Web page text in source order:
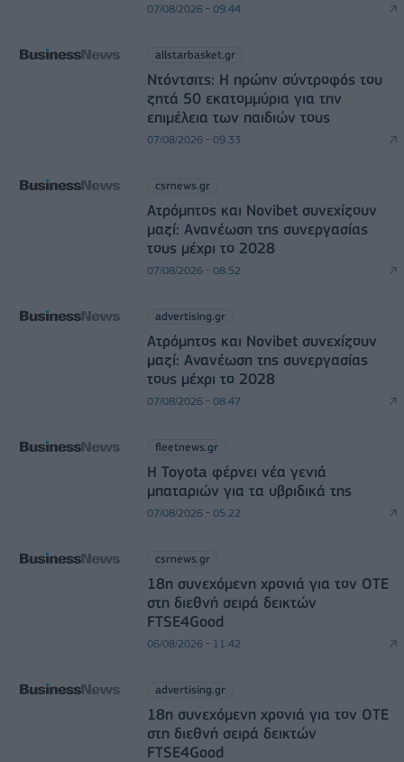
07/08/2026 - 09:44
allstarbasket.gr
Ντόντσιτς: Η πρώην σύντροφός του
ζητά 50 εκατομμύρια για την
επιμέλεια των παιδιών τους
07/08/2026 - 09:33
csrnews.gr
Ατρόμητος και Novibet συνεχίζουν
μαζί: Ανανέωση της συνεργασίας
τους μέχρι το 2028
07/08/2026 - 08:52
advertising.gr
Ατρόμητος και Novibet συνεχίζουν
μαζί: Ανανέωση της συνεργασίας
τους μέχρι το 2028
07/08/2026 - 08:47
fleetnews.gr
Η Toyota φέρνει νέα γενιά
μπαταριών για τα υβριδικά της
07/08/2026 - 05:22
csrnews.gr
18η συνεχόμενη χρονιά για τον ΟΤΕ
στη διεθνή σειρά δεικτών
FTSE4Good
06/08/2026 - 11:42
advertising.gr
18η συνεχόμενη χρονιά για τον ΟΤΕ
στη διεθνή σειρά δεικτών
FTSE4Good